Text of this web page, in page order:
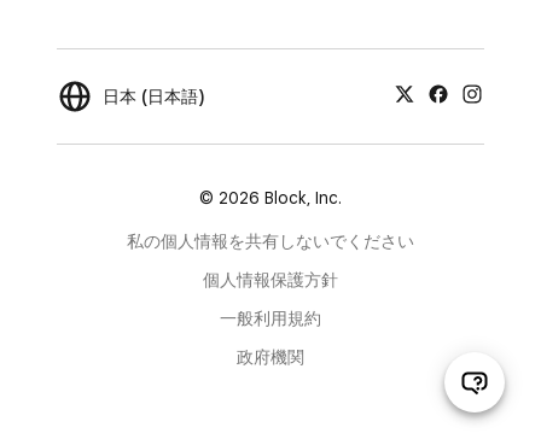
日本 (日本語)
© 2026 Block, Inc.
私の個人情報を共有しないでください
個人情報保護方針
一般利用規約
政府機関